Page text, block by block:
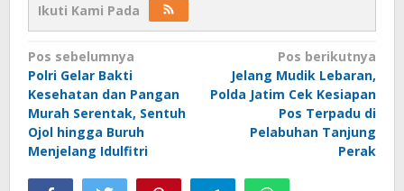
Ikuti Kami Pada
Navigasi
pos
Pos sebelumnya
Polri Gelar Bakti
Kesehatan dan Pangan
Murah Serentak, Sentuh
Ojol hingga Buruh
Menjelang Idulfitri
Pos berikutnya
Jelang Mudik Lebaran,
Polda Jatim Cek Kesiapan
Pos Terpadu di
Pelabuhan Tanjung
Perak